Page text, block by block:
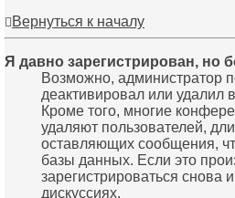
Вернуться к началу
Я давно зарегистрирован, но
Возможно, администратор
деактивировал или удалил
Кроме того, многие
удаляют пользователей,
оставляющих сообщения,
базы данных. Если это
зарегистрироваться снова
дискуссиях.